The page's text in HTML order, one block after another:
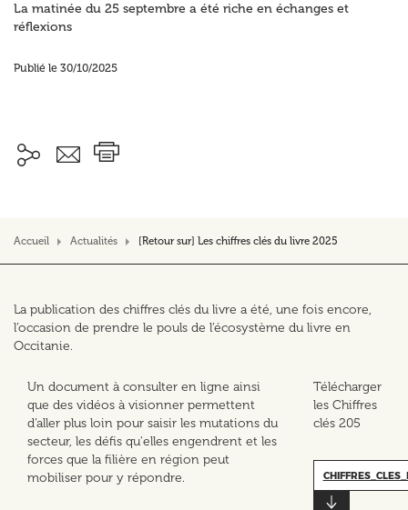
La matinée du 25 septembre a été riche en échanges et
réflexions
Publié le 30/10/2025
Accueil Actualités [Retour sur] Les chiffres clés du livre 2025
La publication des chiffres clés du livre a été, une fois encore,
l’occasion de prendre le pouls de l’écosystème du livre en
Occitanie.
Un document à consulter en ligne ainsi
que des vidéos à visionner permettent
d’aller plus loin pour saisir les mutations du
secteur, les défis qu'elles engendrent et les
forces que la filière en région peut
mobiliser pour y répondre.
Télécharger
les Chiffres
clés 205